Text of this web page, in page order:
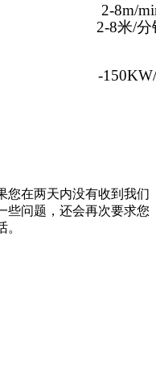
2-8m/
2-8米/分
-
您在两天内没有收到我们
些问题，还会再次要求您